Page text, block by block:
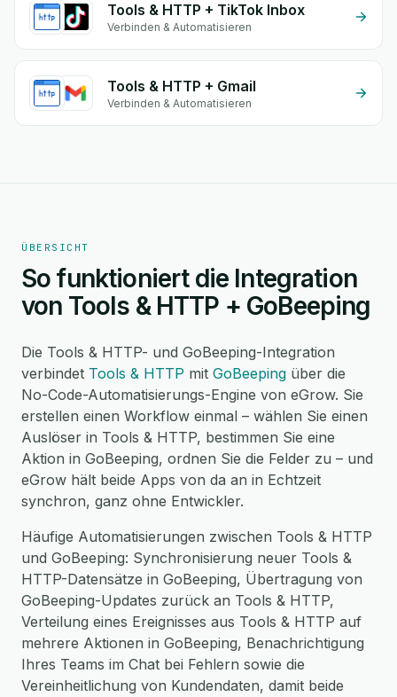
Tools & HTTP + TikTok Inbox
Verbinden & Automatisieren
Tools & HTTP + Gmail
Verbinden & Automatisieren
ÜBERSICHT
So funktioniert die Integration
von Tools & HTTP + GoBeeping
Die Tools & HTTP- und GoBeeping-Integration
verbindet Tools & HTTP mit GoBeeping über die
No-Code-Automatisierungs-Engine von eGrow. Sie
erstellen einen Workflow einmal – wählen Sie einen
Auslöser in Tools & HTTP, bestimmen Sie eine
Aktion in GoBeeping, ordnen Sie die Felder zu – und
eGrow hält beide Apps von da an in Echtzeit
synchron, ganz ohne Entwickler.
Häufige Automatisierungen zwischen Tools & HTTP
und GoBeeping: Synchronisierung neuer Tools &
HTTP-Datensätze in GoBeeping, Übertragung von
GoBeeping-Updates zurück an Tools & HTTP,
Verteilung eines Ereignisses aus Tools & HTTP auf
mehrere Aktionen in GoBeeping, Benachrichtigung
Ihres Teams im Chat bei Fehlern sowie die
Vereinheitlichung von Kundendaten, damit beide